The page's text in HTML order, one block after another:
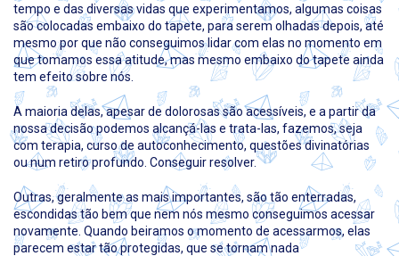
tempo e das diversas vidas que experimentamos, algumas coisas
são colocadas embaixo do tapete, para serem olhadas depois, até
mesmo por que não conseguimos lidar com elas no momento em
que tomamos essa atitude, mas mesmo embaixo do tapete ainda
tem efeito sobre nós.
A maioria delas, apesar de dolorosas são acessíveis, e a partir da
nossa decisão podemos alcançá-las e trata-las, fazemos, seja
com terapia, curso de autoconhecimento, questões divinatórias
ou num retiro profundo. Conseguir resolver.
Outras, geralmente as mais importantes, são tão enterradas,
escondidas tão bem que nem nós mesmo conseguimos acessar
novamente. Quando beiramos o momento de acessarmos, elas
parecem estar tão protegidas, que se tornam nada